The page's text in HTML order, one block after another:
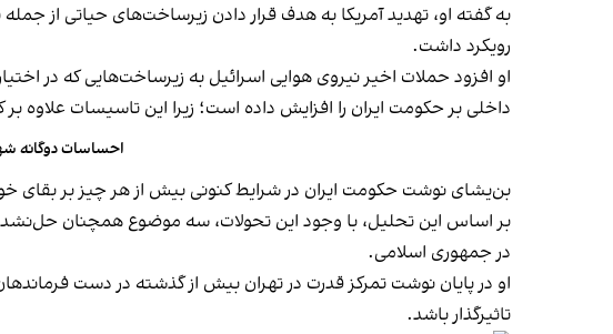
به گفته او، تهدید آمریکا به هدف قرار دادن زیرساخت‌های حیاتی از
رویکرد داشت.
او افزود حملات اخیر نیروی هوایی اسرائیل به زیرساخت‌هایی که در
داخلی بر حکومت ایران را افزایش داده است؛ زیرا این تاسیسات علاوه
احساسات دوگانه
بن‌یشای نوشت حکومت ایران در شرایط کنونی بیش از هر چیز بر بقای
بر اساس این تحلیل، با وجود این تحولات، سه موضوع همچنان حل‌نشده
در جمهوری اسلامی.
او در پایان نوشت تمرکز قدرت در تهران بیش از گذشته در دست
تاثیرگذار باشد.